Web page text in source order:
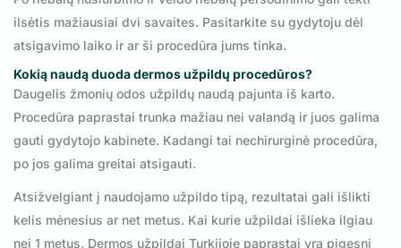
ilsėtis mažiausiai dvi savaites. Pasitarkite su gydytoju dėl
atsigavimo laiko ir ar ši procedūra jums tinka.
Kokią naudą duoda dermos užpildų procedūros?
Daugelis žmonių odos užpildų naudą pajunta iš karto.
Procedūra paprastai trunka mažiau nei valandą ir juos galima
gauti gydytojo kabinete. Kadangi tai nechirurginė procedūra,
po jos galima greitai atsigauti.
Atsižvelgiant į naudojamo užpildo tipą, rezultatai gali išlikti
kelis mėnesius ar net metus. Kai kurie užpildai išlieka ilgiau
nei 1 metus. Dermos užpildai Turkijoje paprastai yra pigesni